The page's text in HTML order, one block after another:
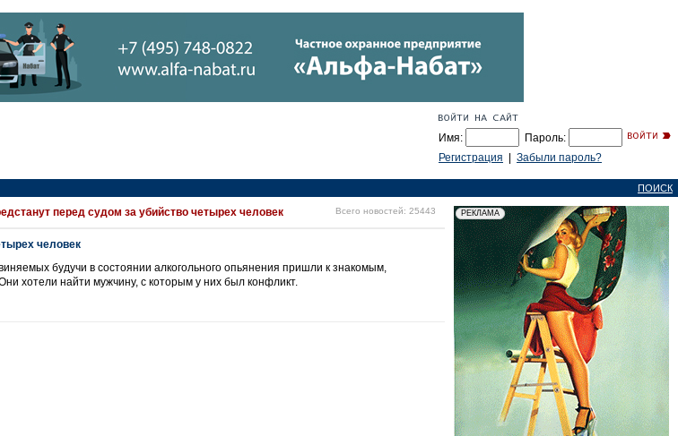
Имя:
Пароль:
Регистрация
Забыли пароль?
ПОИСК
перед судом за убийство четырех человек Всего новостей: 25443
человек
будучи в состоянии алкогольного опьянения пришли к знакомым,
хотели найти мужчину, с которым у них был конфликт.